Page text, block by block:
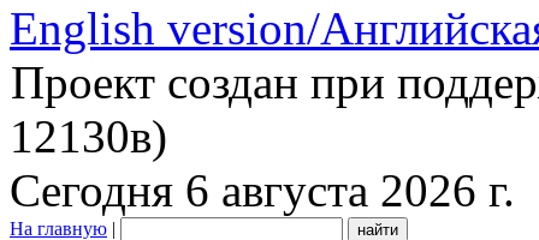
English version/
Проект создан при
12130в)
Сегодня 6 августа 2026 г.
На главную |